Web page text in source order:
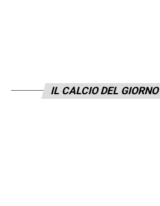
IL CALCIO DEL GIORNO